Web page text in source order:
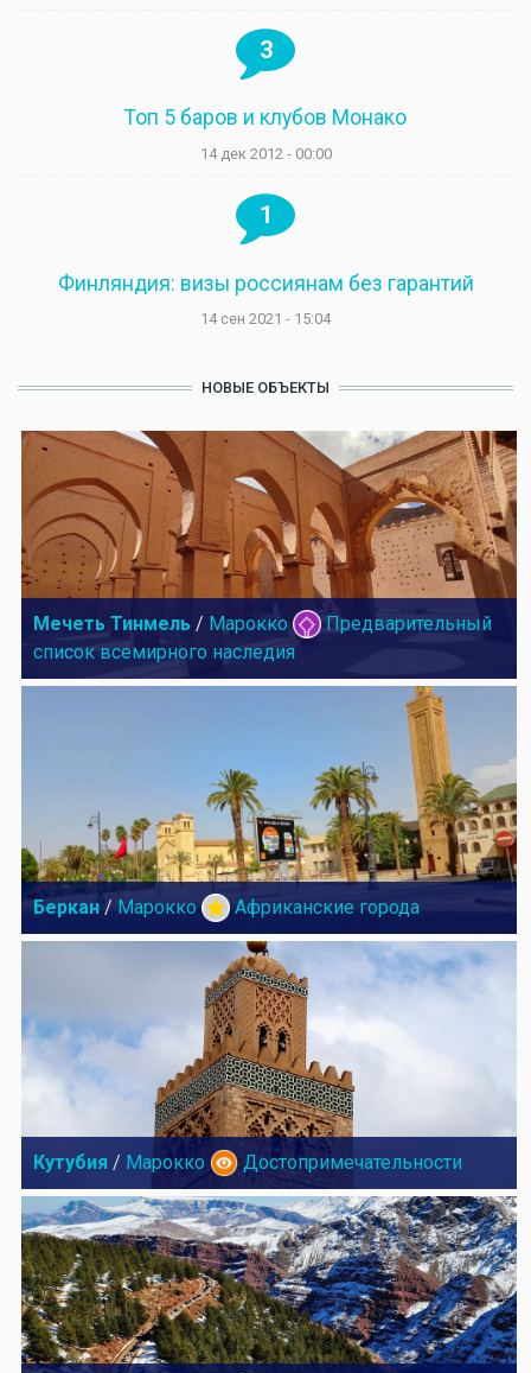
3
Топ 5 баров и клубов Монако
14 дек 2012 - 00:00
1
Финляндия: визы россиянам без гарантий
14 сен 2021 - 15:04
НОВЫЕ ОБЪЕКТЫ
Мечеть Тинмель / Марокко
Предварительный
список всемирного наследия
Беркан / Марокко Африканские города
Кутубия / Марокко Достопримечательности